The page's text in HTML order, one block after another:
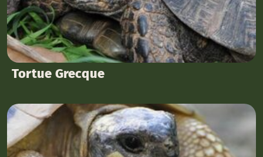
Tortue Grecque